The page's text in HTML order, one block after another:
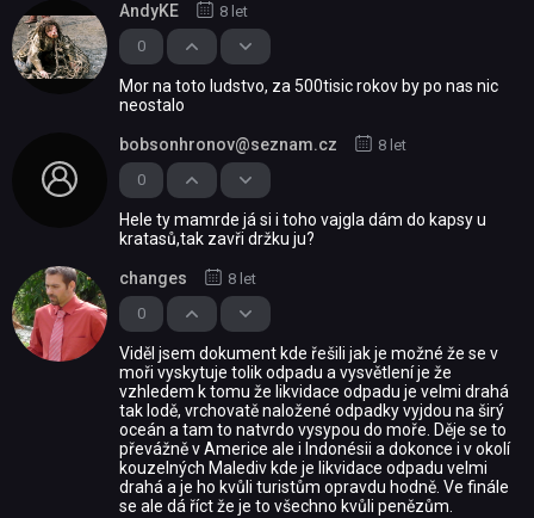
0
AndyKE 8 let
Mor na toto ludstvo, za 500tisic rokov by po nas nic
neostalo
0
bobsonhronov@seznam.cz 8 let
Hele ty mamrde já si i toho vajgla dám do kapsy u
kratasů,tak zavři držku ju?
0
changes 8 let
Viděl jsem dokument kde řešili jak je možné že se v
moři vyskytuje tolik odpadu a vysvětlení je že
vzhledem k tomu že likvidace odpadu je velmi drahá
tak lodě, vrchovatě naložené odpadky vyjdou na širý
oceán a tam to natvrdo vysypou do moře. Děje se to
převážně v Americe ale i Indonésii a dokonce i v okolí
kouzelných Malediv kde je likvidace odpadu velmi
drahá a je ho kvůli turistům opravdu hodně. Ve finále
se ale dá říct že je to všechno kvůli penězům.